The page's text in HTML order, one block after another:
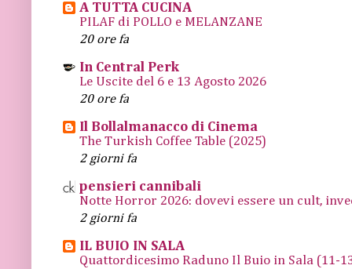
A TUTTA CUCINA
PILAF di POLLO e MELANZANE
20 ore fa
In Central Perk
Le Uscite del 6 e 13 Agosto 2026
20 ore fa
Il Bollalmanacco di Cinema
The Turkish Coffee Table (2025)
2 giorni fa
pensieri cannibali
Notte Horror 2026: dovevi essere un cult,
2 giorni fa
IL BUIO IN SALA
Quattordicesimo Raduno Il Buio in Sala (11-